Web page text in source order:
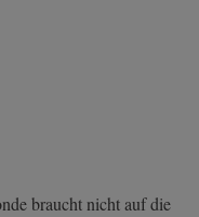
braucht nicht auf die